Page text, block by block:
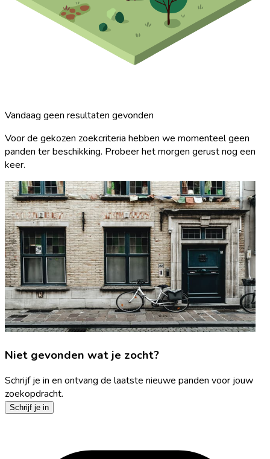
Vandaag geen resultaten gevonden
Voor de gekozen zoekcriteria hebben we momenteel geen
panden ter beschikking. Probeer het morgen gerust nog een
keer.
Niet gevonden wat je zocht?
Schrijf je in en ontvang de laatste nieuwe panden voor jouw
zoekopdracht.
Schrijf je in